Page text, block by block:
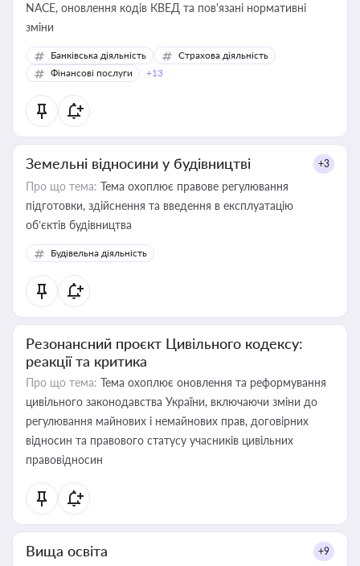
NACE, оновлення кодів КВЕД та пов'язані нормативні
зміни
Банківська діяльність
Страхова діяльність
Фінансові послуги
+13
Земельні відносини у будівництві +3
Про що тема: Тема охоплює правове регулювання
підготовки, здійснення та введення в експлуатацію
об’єктів будівництва
Будівельна діяльність
Резонансний проєкт Цивільного кодексу:
реакції та критика
Про що тема: Тема охоплює оновлення та реформування
цивільного законодавства України, включаючи зміни до
регулювання майнових і немайнових прав, договірних
відносин та правового статусу учасників цивільних
правовідносин
Вища освіта +9